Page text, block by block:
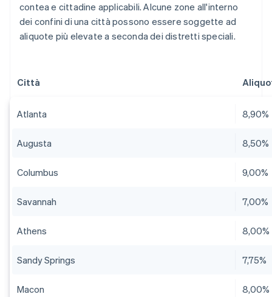
contea e cittadine applicabili. Alcune zone all'interno
dei confini di una città possono essere soggette ad
aliquote più elevate a seconda dei distretti speciali.
Città
Atlanta 8,90%
Augusta 8,50%
Columbus 9,00%
Savannah 7,00%
Athens 8,00%
Sandy Springs 7,75%
Macon 8,00%